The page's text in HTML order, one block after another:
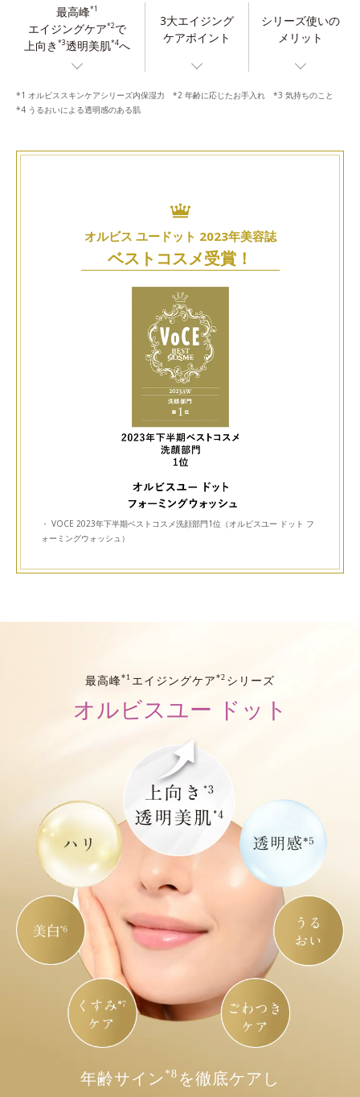
最高峰*1
エイジングケア*2で
上向き *3透明美肌*4へ
3大エイジング
ケアポイント
シリーズ使いの
メリット
*1 オルビススキンケアシリーズ内保湿力 *2 年齢に応じたお手入れ *3 気持ちのこと
*4 うるおいによる透明感のある肌
オルビス ユードット 2023年美容誌
ベストコスメ受賞！
・ VOCE 2023年下半期ベストコスメ洗顔部門1位（オルビスユー ドット フ
ォーミングウォッシュ）
最高峰*1 エイジングケア*2 シリーズ
オルビスユー ドット
年齢サイン *8 を徹底ケアし